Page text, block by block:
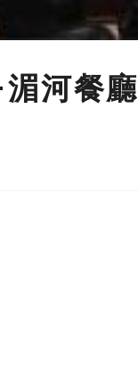
河餐廳